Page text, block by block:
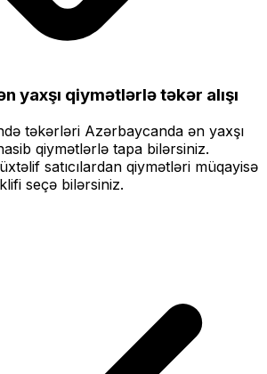
yaxşı qiymətlərlətəkər alışı
təkərləri Azərbaycanda ən yaxşı
qiymətlərlə tapa bilərsiniz.
satıcılardan qiymətləri müqayisə
seçə bilərsiniz.